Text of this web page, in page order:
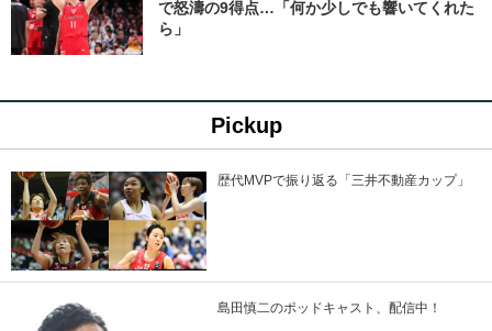
で怒濤の9得点…「何か少しでも響いてくれた
ら」
Pickup
歴代MVPで振り返る「三井不動産カップ」
島田慎二のポッドキャスト、配信中！